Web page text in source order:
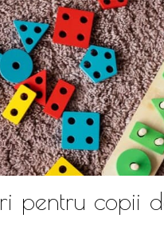
pentru copii